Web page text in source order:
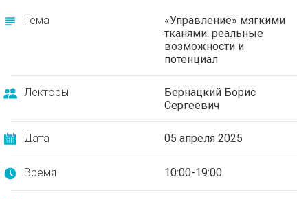
Тема
«Управление» мягкими
тканями: реальные
возможности и
потенциал
Лекторы
Бернацкий Борис
Сергеевич
Дата 05 апреля 2025
Время 10:00-19:00